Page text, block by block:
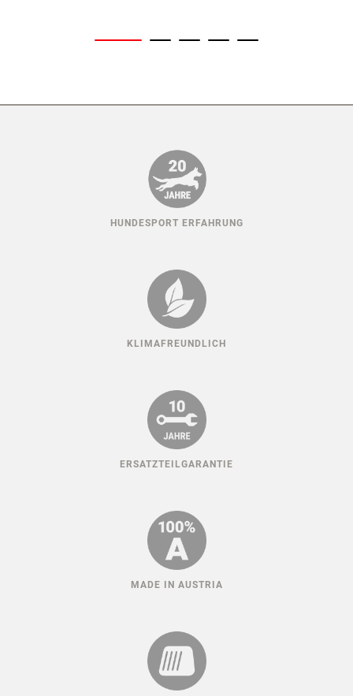
HUNDESPORT ERFAHRUNG
KLIMAFREUNDLICH
ERSATZTEILGARANTIE
MADE IN AUSTRIA